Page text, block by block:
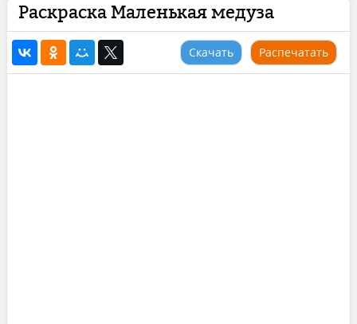
Раскраска Маленькая медуза
Скачать Распечатать